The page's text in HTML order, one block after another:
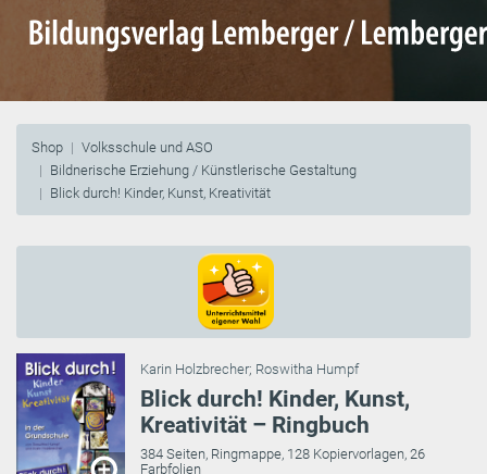
Shop
Volksschule und ASO
Bildnerische Erziehung / Künstlerische Gestaltung
Blick durch! Kinder, Kunst, Kreativität
Karin Holzbrecher; Roswitha Humpf
Blick durch! Kinder, Kunst,
Kreativität – Ringbuch
384 Seiten, Ringmappe, 128 Kopiervorlagen, 26
Farbfolien